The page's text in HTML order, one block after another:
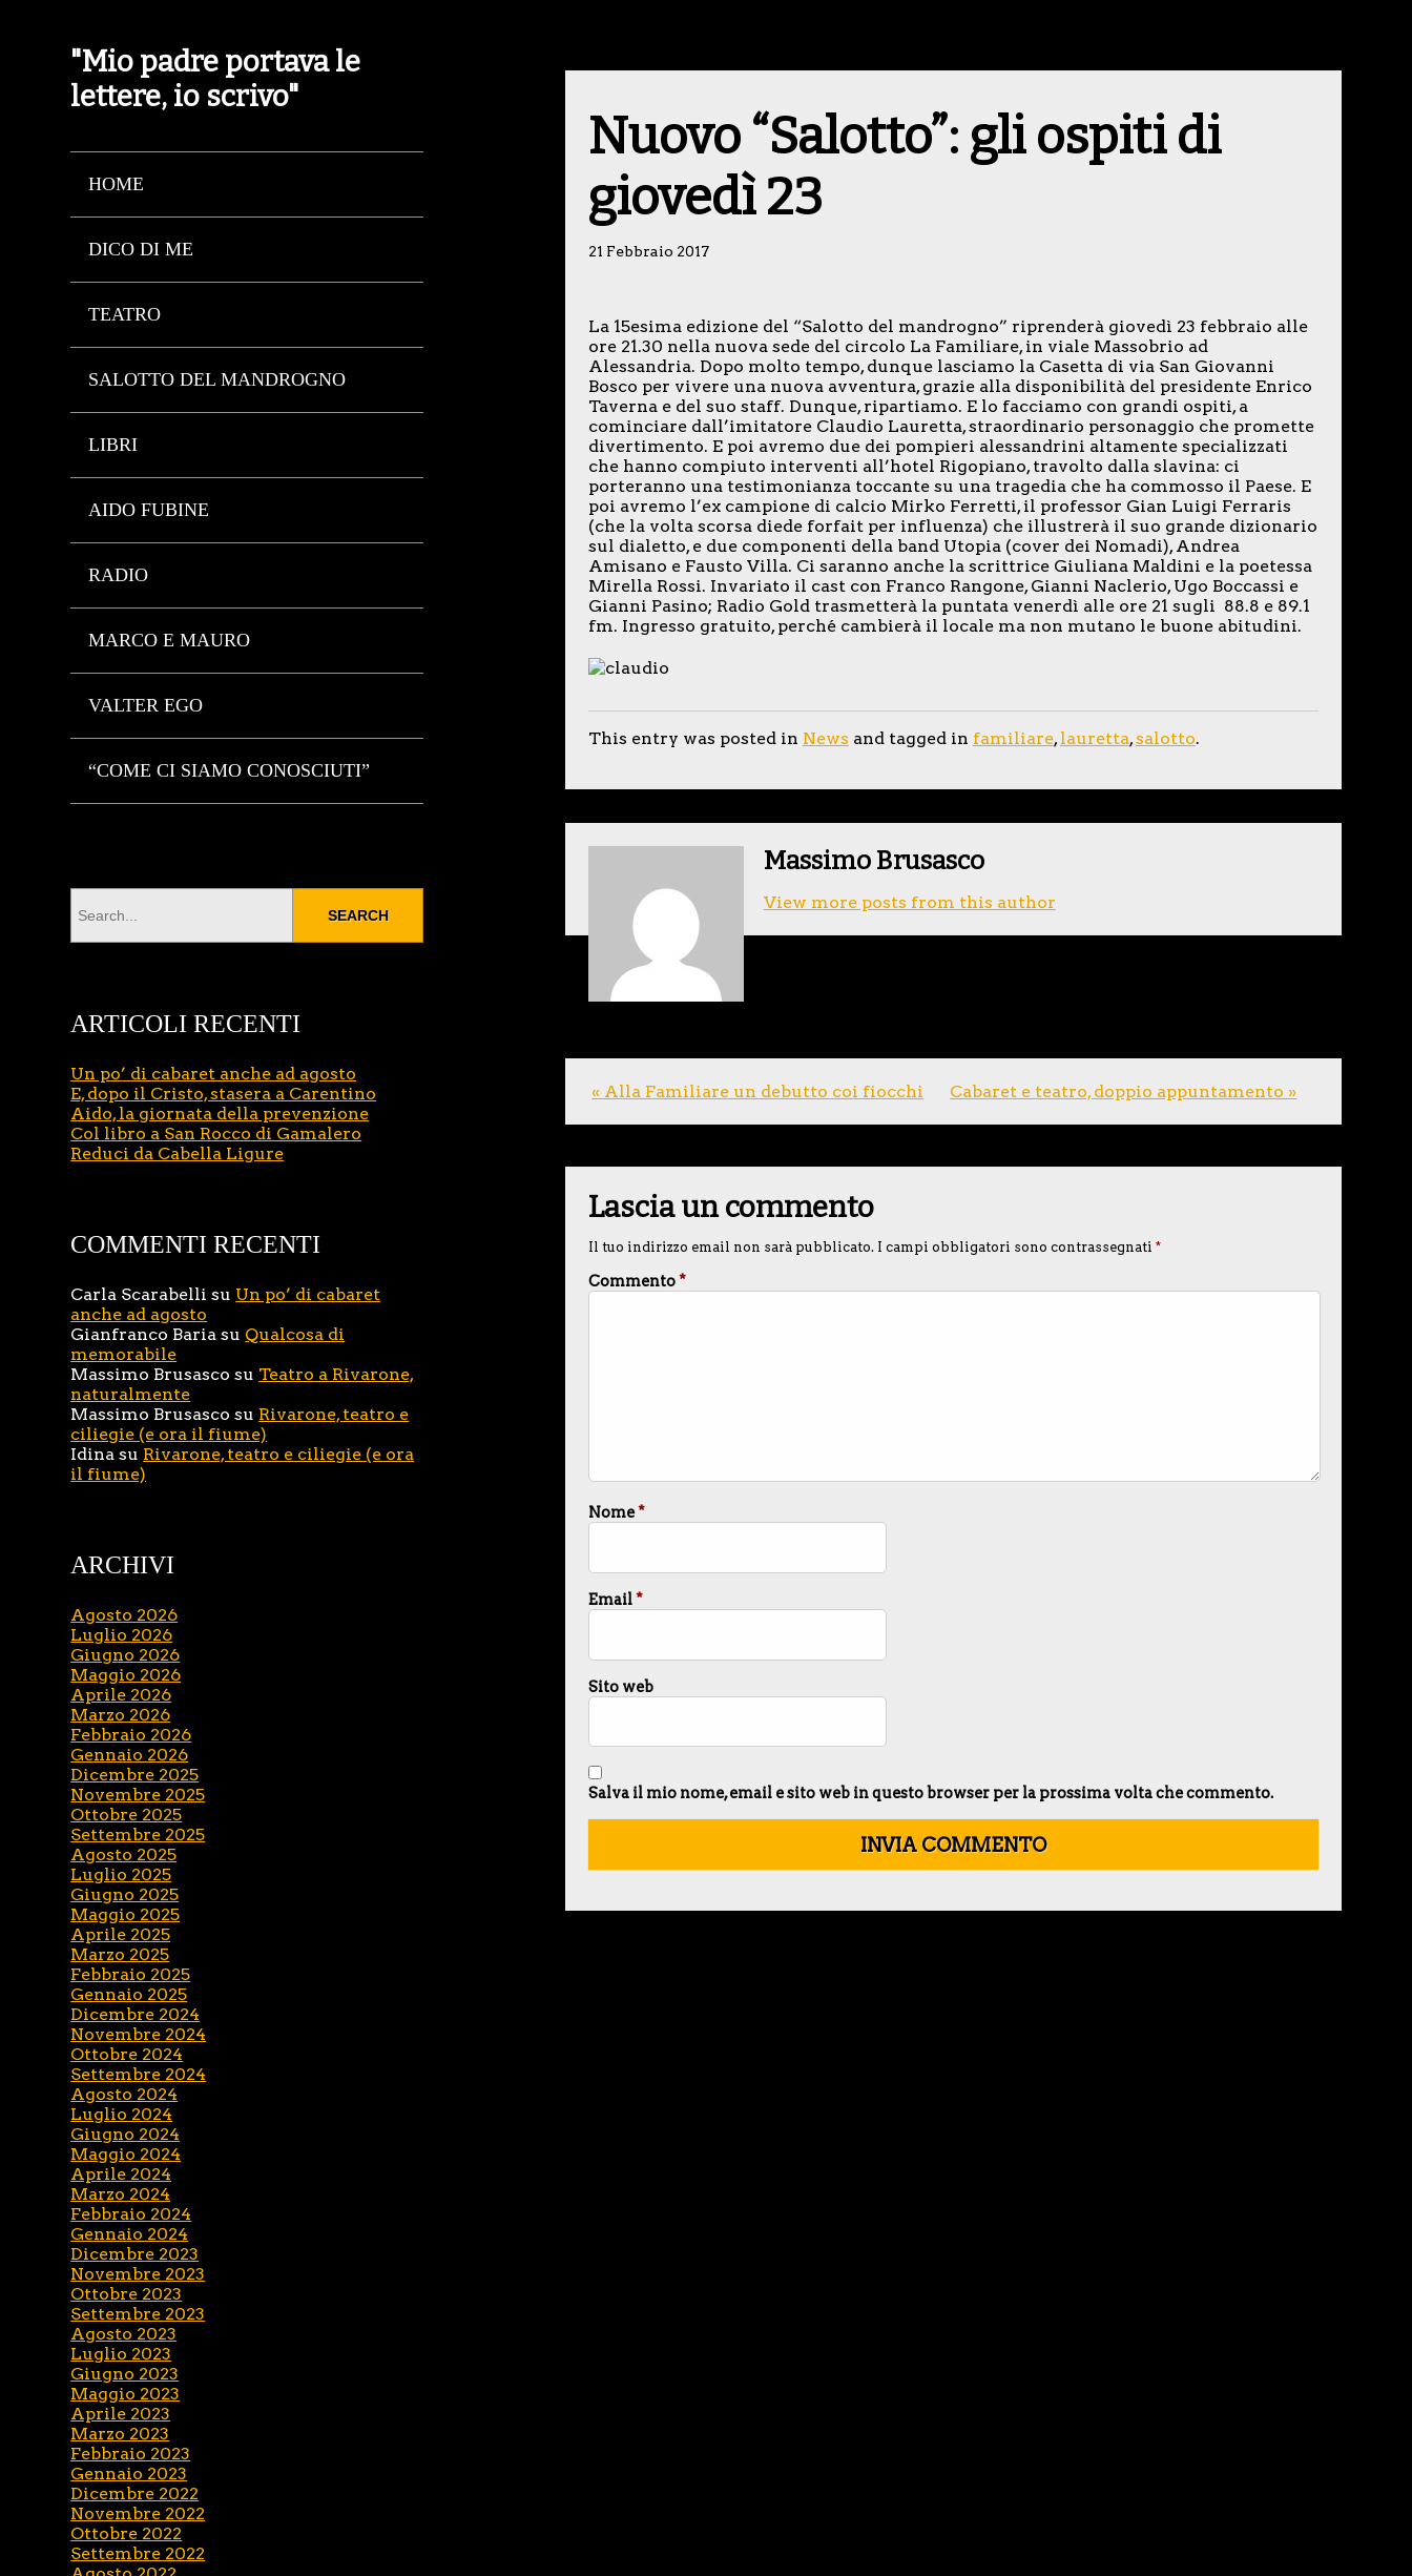
"Mio padre portava le
lettere, io scrivo"
HOME
DICO DI ME
TEATRO
SALOTTO DEL MANDROGNO
LIBRI
AIDO FUBINE
RADIO
MARCO E MAURO
VALTER EGO
“COME CI SIAMO CONOSCIUTI”
Nuovo “Salotto”: gli ospiti di
giovedì 23
21 Febbraio 2017
La 15esima edizione del “Salotto del mandrogno” riprenderà giovedì 23 febbraio alle
ore 21.30 nella nuova sede del circolo La Familiare, in viale Massobrio ad
Alessandria. Dopo molto tempo, dunque lasciamo la Casetta di via San Giovanni
Bosco per vivere una nuova avventura, grazie alla disponibilità del presidente Enrico
Taverna e del suo staff. Dunque, ripartiamo. E lo facciamo con grandi ospiti, a
cominciare dall’imitatore Claudio Lauretta, straordinario personaggio che promette
divertimento. E poi avremo due dei pompieri alessandrini altamente specializzati
che hanno compiuto interventi all’hotel Rigopiano, travolto dalla slavina: ci
porteranno una testimonianza toccante su una tragedia che ha commosso il Paese. E
poi avremo l’ex campione di calcio Mirko Ferretti, il professor Gian Luigi Ferraris
(che la volta scorsa diede forfait per influenza) che illustrerà il suo grande dizionario
sul dialetto, e due componenti della band Utopia (cover dei Nomadi), Andrea
Amisano e Fausto Villa. Ci saranno anche la scrittrice Giuliana Maldini e la poetessa
Mirella Rossi. Invariato il cast con Franco Rangone, Gianni Naclerio, Ugo Boccassi e
Gianni Pasino; Radio Gold trasmetterà la puntata venerdì alle ore 21 sugli 88.8 e 89.1
fm. Ingresso gratuito, perché cambierà il locale ma non mutano le buone abitudini.
This entry was posted in News and tagged in familiare,lauretta,salotto.
Massimo Brusasco
View more posts from this author
« Alla Familiare un debutto coi fiocchi Cabaret e teatro, doppio appuntamento »
Lascia un commento
Il tuo indirizzo email non sarà pubblicato. I campi obbligatori sono contrassegnati *
Commento*
Nome*
Email*
Sito web
Salva il mio nome, email e sito web in questo browser per la prossima volta che commento.
ARTICOLI RECENTI
Un po’ di cabaret anche ad agosto
E, dopo il Cristo, stasera a Carentino
Aido, la giornata della prevenzione
Col libro a San Rocco di Gamalero
Reduci da Cabella Ligure
COMMENTI RECENTI
Carla Scarabelli su Un po’ di cabaret
anche ad agosto
Gianfranco Baria su Qualcosa di
memorabile
Massimo Brusasco su Teatro a Rivarone,
naturalmente
Massimo Brusasco su Rivarone, teatro e
ciliegie (e ora il fiume)
Idina su Rivarone, teatro e ciliegie (e ora
il fiume)
ARCHIVI
Agosto 2026
Luglio 2026
Giugno 2026
Maggio 2026
Aprile 2026
Marzo 2026
Febbraio 2026
Gennaio 2026
Dicembre 2025
Novembre 2025
Ottobre 2025
Settembre 2025
Agosto 2025
Luglio 2025
Giugno 2025
Maggio 2025
Aprile 2025
Marzo 2025
Febbraio 2025
Gennaio 2025
Dicembre 2024
Novembre 2024
Ottobre 2024
Settembre 2024
Agosto 2024
Luglio 2024
Giugno 2024
Maggio 2024
Aprile 2024
Marzo 2024
Febbraio 2024
Gennaio 2024
Dicembre 2023
Novembre 2023
Ottobre 2023
Settembre 2023
Agosto 2023
Luglio 2023
Giugno 2023
Maggio 2023
Aprile 2023
Marzo 2023
Febbraio 2023
Gennaio 2023
Dicembre 2022
Novembre 2022
Ottobre 2022
Settembre 2022